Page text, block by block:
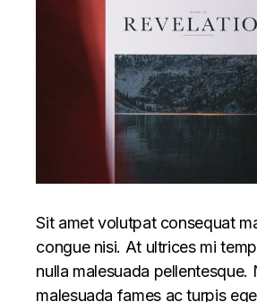
Sit amet volutpat consequat
congue nisi. At ultrices mi
nulla malesuada pellentesque.
malesuada fames ac turpis